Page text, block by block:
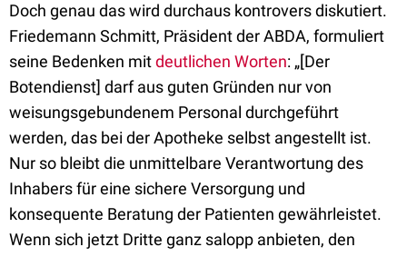
Doch genau das wird durchaus kontrovers diskutiert.
Friedemann Schmitt, Präsident der ABDA, formuliert
seine Bedenken mitdeutlichen Worten: „[Der
Botendienst] darf aus guten Gründen nur von
weisungsgebundenem Personal durchgeführt
werden, das bei der Apotheke selbst angestellt ist.
Nur so bleibt die unmittelbare Verantwortung des
Inhabers für eine sichere Versorgung und
konsequente Beratung der Patienten gewährleistet.
Wenn sich jetzt Dritte ganz salopp anbieten, den